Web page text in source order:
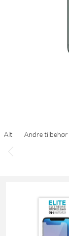
Alt Andre tilbehør